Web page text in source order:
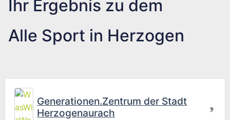
Ihr Ergebnis zu dem
Alle Sport in Herzogen
Generationen.Zentrum der Stadt
Herzogenaurach